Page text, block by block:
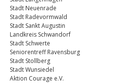
Stadt Neuenrade
Stadt Radevormwald
Stadt Sankt Augustin
Landkreis Schwandorf
Stadt Schwerte
Seniorentreff Ravensburg
Stadt Stollberg
Stadt Wunsiedel
Aktion Courage e.V.